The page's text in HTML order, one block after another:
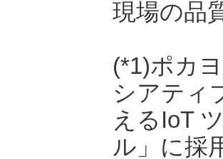
現場の品
(*1)ポカ
シアティ
えるIoT
ル」に採